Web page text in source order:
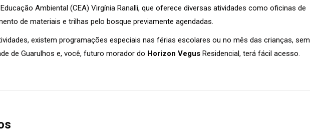
Ambiental (CEA) Virgínia Ranalli, que oferece diversas atividades como oficinas de
de materiais e trilhas pelo bosque previamente agendadas.
existem programações especiais nas férias escolares ou no mês das crianças, sem
de Guarulhos e, você, futuro morador do Horizon Vegus Residencial, terá fácil acesso.